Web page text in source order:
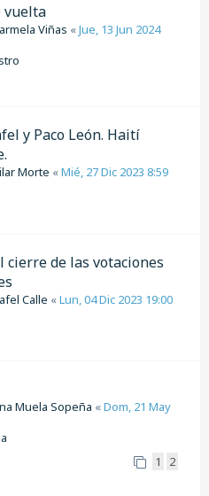
vuelta
Viñas «Jue, 13 Jun 2024
y Paco León. Haití
Morte «Mié, 27 Dic 2023 8:59
cierre de las votaciones
Calle «Lun, 04 Dic 2023 19:00
Muela Sopeña «Dom, 21 May
1 2